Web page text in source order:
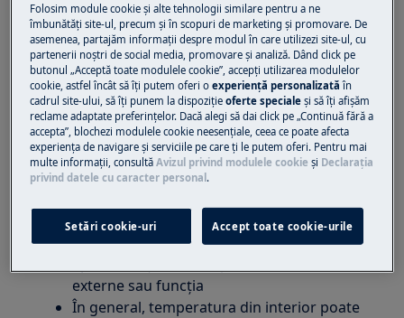
Se aplică la:
frigider congelator
frigider
Răspuns / Rezoluție:
1. Valoarea setată se referă la temperatura
medie a căptușelii interioare.
compartimente pot fi diferite (mai mult de
un grad) în funcție de funcționarea
externe sau funcția
În general, temperatura din interior poate
Folosim module cookie și alte tehnologii similare pentru a ne
îmbunătăţi site-ul, precum și în scopuri de marketing și promovare. De
asemenea, partajăm informaţii despre modul în care utilizezi site-ul, cu
partenerii noștri de social media, promovare și analiză. Dând click pe
butonul „Acceptă toate modulele cookie”, accepţi utilizarea modulelor
cookie, astfel încât să îţi putem oferi oexperienţă personalizată în
cadrul site-ului, să îţi punem la dispoziţieoferte speciale și să îţi afișăm
reclame adaptate preferinţelor. Dacă alegi să dai click pe „Continuă fără a
accepta”, blochezi modulele cookie neesenţiale, ceea ce poate afecta
experienţa de navigare și serviciile pe care ţi le putem oferi. Pentru mai
multe informaţii, consultăAvizul privind modulele cookie și Declaraţia
privind datele cu caracter personal.
Setări cookie-uri Accept toate cookie-urile